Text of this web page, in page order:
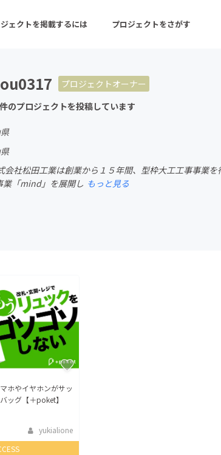
ェクトを掲載するには プロジェクトをさがす
注目の新着プロジェクト
・サービス開発 フード・飲食店
for Social Good
ふるさと納税
プロジェクトオーナー
のプロジェクトを投稿しています
会社松田工業は創業から１５年間、型枠大工工事事業
業「mind」を展開し もっと見る
ホやイヤホンがサッ
ッグ【＋poket】
yukialione